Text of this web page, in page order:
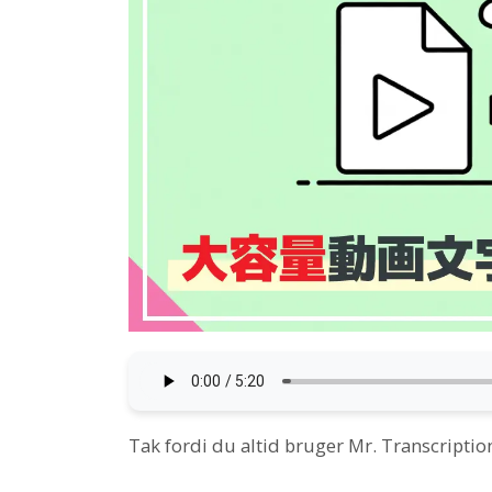
Tak fordi du altid bruger Mr.